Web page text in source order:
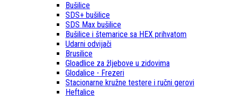
Bušilice
SDS+ bušilice
SDS Max bušilice
Bušilice i štemarice sa HEX prihvatom
Udarni odvijači
Brusilice
Gloadlice za žljebove u zidovima
Glodalice - Frezeri
Stacionarne kružne testere i ručni gerovi
Heftalice